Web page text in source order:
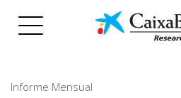
Informe Mensual